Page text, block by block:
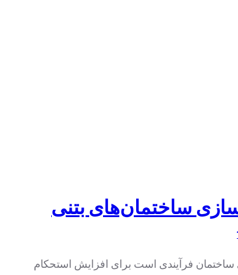
ساختمان‌های بتنی
فرآیندی است برای افزایش استحکام